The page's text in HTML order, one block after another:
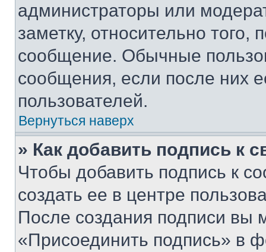
администраторы или
заметку, относительно
сообщение. Обычные
сообщения, если после них
пользователей.
Вернуться наверх
» Как добавить подпись к
Чтобы добавить подпись к
создать ее в центре
После создания подписи вы
«Присоединить подпись» в